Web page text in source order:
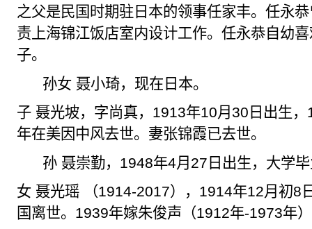
之父是民国 时期驻 日本的领事任家丰。任永
责上海锦江饭店室内设计工作。任永恭自幼
子。
孙女 聂小琦，现在日本。
子 聂光坡，字尚真， 1913年10月30 日出生，
年在美因中风去世。妻张锦霞已去世。
孙 聂崇勤， 1948年4月 27 日出生，大学
女 聂光瑶 （1914-2017）， 1914年12月初8
国离世。 1939年嫁朱俊声（1912年-1973年